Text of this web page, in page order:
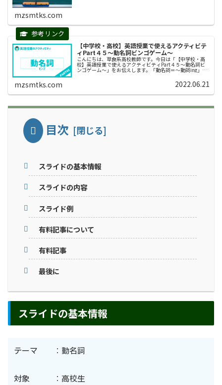
mzsmtks.com
【中学校・高校】英語授業で使えるアクティビテ
ィPart４５〜動名詞ビンゴゲーム〜
こんにちは、草食系高校教師です。今日は「【中学校・高
校】英語授業で使えるアクティビティPart４５〜動名詞ビ
ンゴゲーム〜」をお伝えします。「動名詞＝〜動詞ing」は
mzsmtks.com 2022.06.21
目次
スライドの基本情報
スライドの内容
スライド例
有料記事について
有料記事
最後に
スライドの基本情報
テーマ ：動名詞
対象 ：高校生